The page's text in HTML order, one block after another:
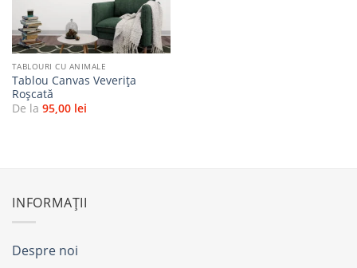
TABLOURI CU ANIMALE
Tablou Canvas Veverița
Roșcată
De la 95,00 lei
INFORMAȚII
Despre noi